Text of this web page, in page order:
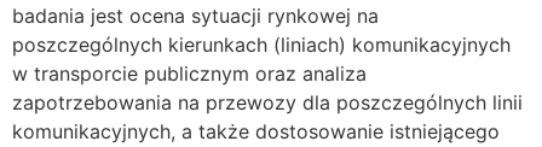
badania jest ocena sytuacji rynkowej na
poszczególnych kierunkach (liniach) komunikacyjnych
w transporcie publicznym oraz analiza
zapotrzebowania na przewozy dla poszczególnych linii
komunikacyjnych, a także dostosowanie istniejącego